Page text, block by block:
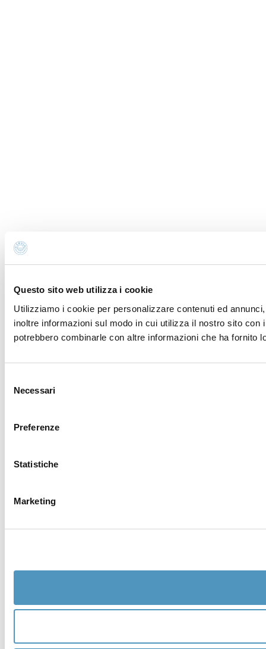
Questo sito web utilizza i cookie
Utilizziamo i cookie per personalizzare contenuti ed
inoltre informazioni sul modo in cui utilizza il nostro sito
potrebbero combinarle con altre informazioni che ha fornito
delNecessari
Preferenze
Statistiche
Marketing